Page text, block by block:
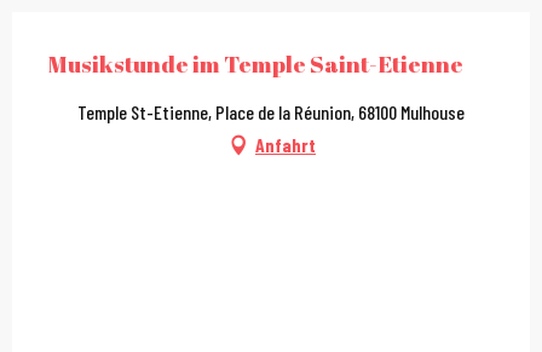
Musikstunde im Temple Saint-Etienne
Temple St-Etienne, Place de la Réunion, 68100 Mulhouse
Anfahrt